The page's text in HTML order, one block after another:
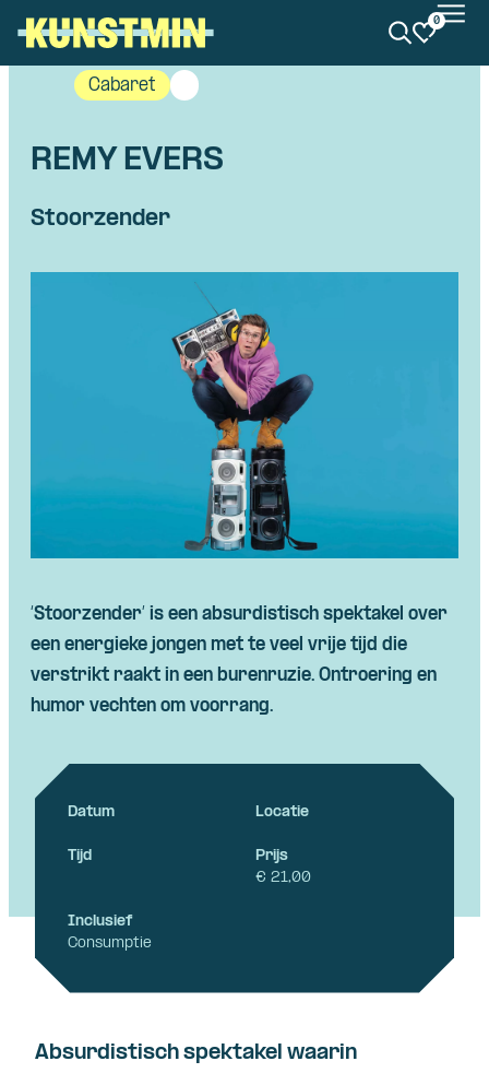
0
Cabaret
REMY EVERS
Stoorzender
‘Stoorzender’ is een absurdistisch spektakel over
een energieke jongen met te veel vrije tijd die
verstrikt raakt in een burenruzie. Ontroering en
humor vechten om voorrang.
Datum Locatie
Tijd
Prijs
€ 21,00
Inclusief
Consumptie
Absurdistisch spektakel waarin